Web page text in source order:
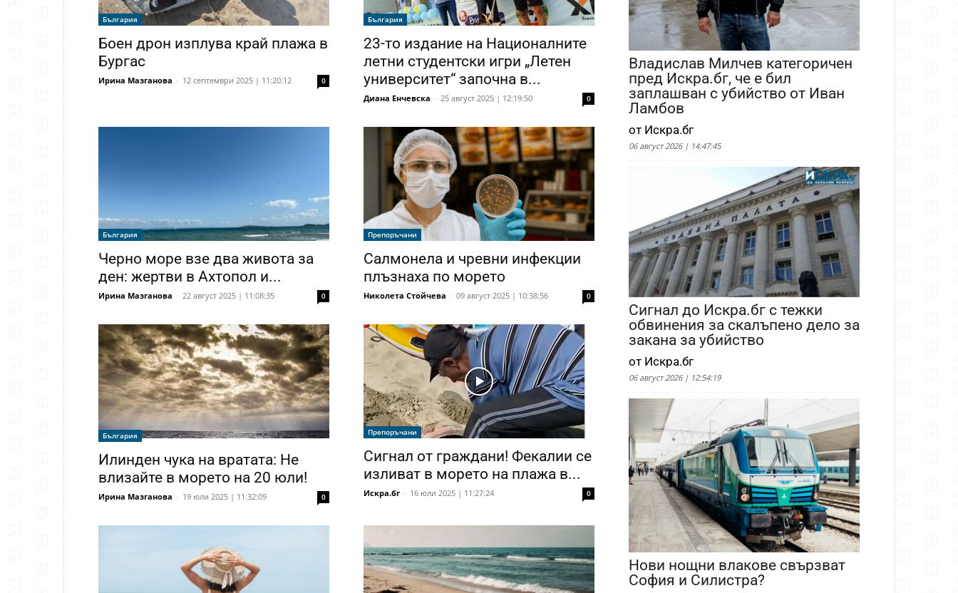
България
Боен дрон изплува край плажа в
Бургас
Ирина Мазганова - 12 септември 2025 | 11:20:12 0
България
23-то издание на Националните
летни студентски игри „Летен
университет“ започна в...
Диана Енчевска - 25 август 2025 | 12:19:50 0
България
Черно море взе два живота за
ден: жертви в Ахтопол и...
Ирина Мазганова - 22 август 2025 | 11:08:35 0
Препоръчани
Салмонела и чревни инфекции
плъзнаха по морето
Николета Стойчева - 09 август 2025 | 10:38:56 0
България
Илинден чука на вратата: Не
влизайте в морето на 20 юли!
Ирина Мазганова - 19 юли 2025 | 11:32:09 0
Препоръчани
Сигнал от граждани! Фекалии се
изливат в морето на плажа в...
Искра.бг - 16 юли 2025 | 11:27:24 0
Владислав Милчев категоричен
пред Искра.бг, че е бил
заплашван с убийство от Иван
Ламбов
от Искра.бг
06 август 2026 | 14:47:45
Сигнал до Искра.бг с тежки
обвинения за скалъпено дело за
закана за убийство
от Искра.бг
06 август 2026 | 12:54:19
Нови нощни влакове свързват
София и Силистра?